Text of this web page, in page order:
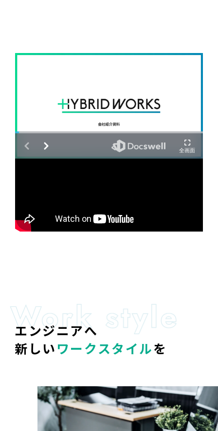
エンジニアへ
新しいワークスタイルを